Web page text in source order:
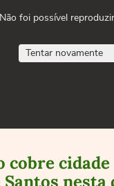
Não foi possível
Tentar novamente
cobre
Santos